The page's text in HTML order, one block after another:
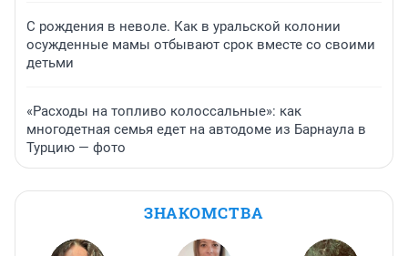
С рождения в неволе. Как в уральской колонии
осужденные мамы отбывают срок вместе со своими
детьми
«Расходы на топливо колоссальные»: как
многодетная семья едет на автодоме из Барнаула в
Турцию — фото
ЗНАКОМСТВА